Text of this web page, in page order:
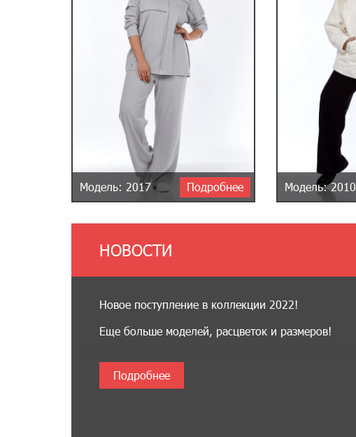
Модель: 2017 Подробнее Модель: 2010
НОВОСТИ
Новое поступление в коллекции 2022!
Еще больше моделей, расцветок и размеров!
Подробнее